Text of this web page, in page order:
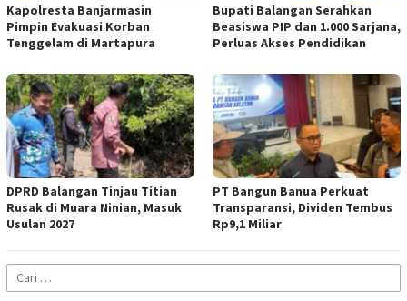
Kapolresta Banjarmasin
Pimpin Evakuasi Korban
Tenggelam di Martapura
Bupati Balangan Serahkan
Beasiswa PIP dan 1.000 Sarjana,
Perluas Akses Pendidikan
DPRD Balangan Tinjau Titian
Rusak di Muara Ninian, Masuk
Usulan 2027
PT Bangun Banua Perkuat
Transparansi, Dividen Tembus
Rp9,1 Miliar
Cari
untuk: